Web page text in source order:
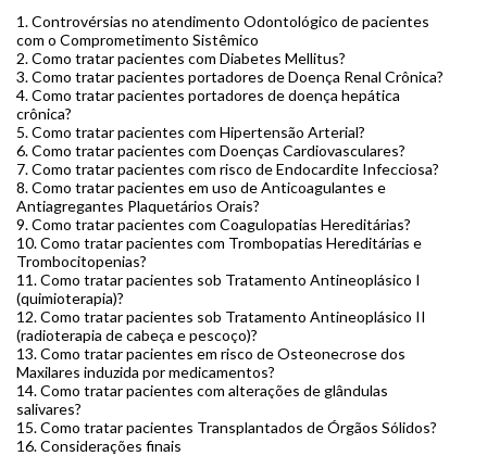
1.Controvérsias no atendimento Odontológico de pacientes
com o Comprometimento Sistêmico
2.Como tratar pacientes com Diabetes Mellitus?
3.Como tratar pacientes portadores de Doença Renal Crônica?
4.Como tratar pacientes portadores de doença hepática
crônica?
5.Como tratar pacientes com Hipertensão Arterial?
6.Como tratar pacientes com Doenças Cardiovasculares?
7.Como tratar pacientes com risco de Endocardite Infecciosa?
8.Como tratar pacientes em uso de Anticoagulantes e
Antiagregantes Plaquetários Orais?
9.Como tratar pacientes com Coagulopatias Hereditárias?
10.Como tratar pacientes com Trombopatias Hereditárias e
Trombocitopenias?
11.Como tratar pacientes sob Tratamento Antineoplásico I
(quimioterapia)?
12.Como tratar pacientes sob Tratamento Antineoplásico II
(radioterapia de cabeça e pescoço)?
13.Como tratar pacientes em risco de Osteonecrose dos
Maxilares induzida por medicamentos?
14.Como tratar pacientes com alterações de glândulas
salivares?
15.Como tratar pacientes Transplantados de Órgãos Sólidos?
16.Considerações finais